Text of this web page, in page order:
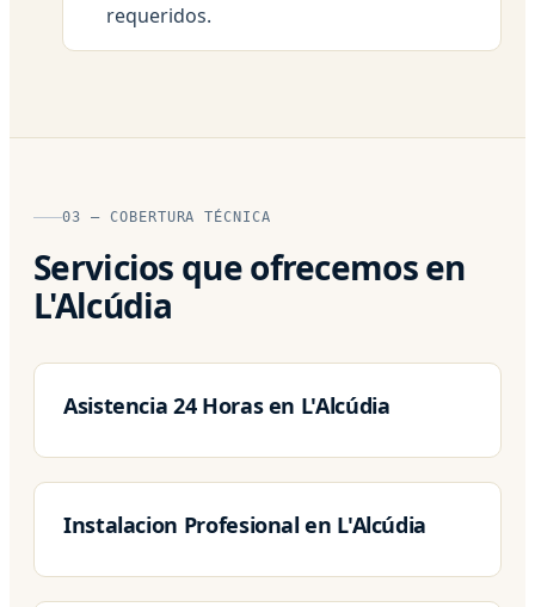
requeridos.
03 — COBERTURA TÉCNICA
Servicios que ofrecemos en
L'Alcúdia
Asistencia 24 Horas en L'Alcúdia
Instalacion Profesional en L'Alcúdia